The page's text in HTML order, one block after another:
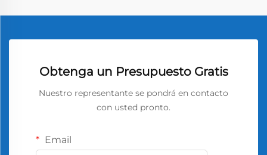
Obtenga un Presupuesto Gratis
Nuestro representante se pondrá en contacto
con usted pronto.
Email